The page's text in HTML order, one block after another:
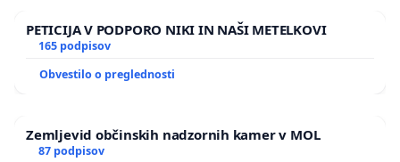
PETICIJA V PODPORO NIKI IN NAŠI METELKOVI
165 podpisov
Obvestilo o preglednosti
Zemljevid občinskih nadzornih kamer v MOL
87 podpisov